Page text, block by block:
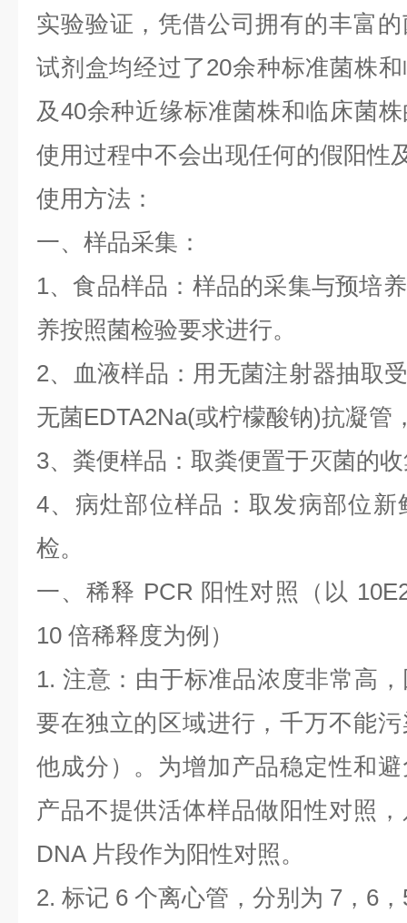
实验验证，凭借公司拥有的丰富
试剂盒均经过了20余种标准菌株
及 40余种近缘标准菌株和临床菌
使用过程中不会出现任何的假阳性
使用方法：
一、样品采集：
1、食品样品：样品的采集与预培
养按照菌检验要求进行。
2、血液样品：用无菌注射器抽取
无菌EDTA2Na(或柠檬酸钠)抗凝管
3、粪便样品：取粪便置于灭菌的
4、病灶部位样品：取发病部位
检。
一、稀释 PCR 阳性对照（以
10 倍稀释度为例）
1. 注意：由于标准品浓度非常高
要在独立的区域进行，千万不能
他成分）。为增加产品稳定性和
产品不提供活体样品做阳性对照
DNA 片段作为阳性对照。
2. 标记 6 个离心管，分别为 7 ， 6 ，